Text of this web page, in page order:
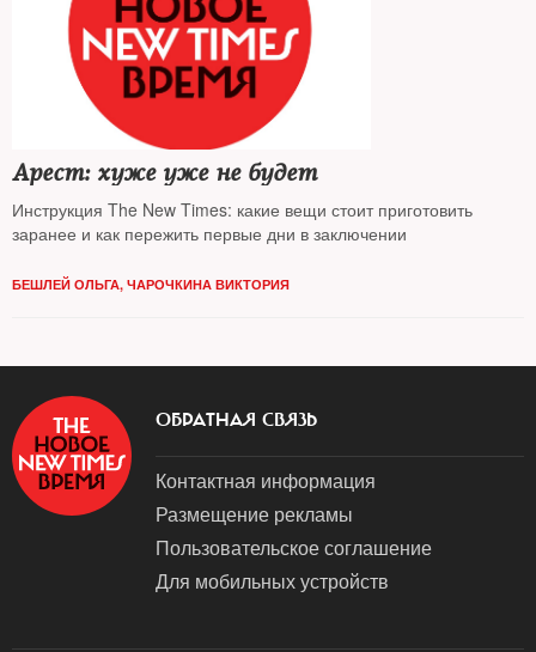
Арест: хуже уже не будет
Инструкция The New Times: какие вещи стоит приготовить
заранее и как пережить первые дни в заключении
БЕШЛЕЙ ОЛЬГА, ЧАРОЧКИНА ВИКТОРИЯ
ОБРАТНАЯ СВЯЗЬ
Контактная информация
Размещение рекламы
Пользовательское соглашение
Для мобильных устройств